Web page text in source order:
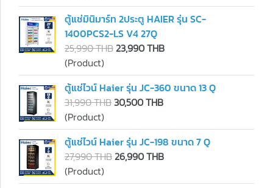
ตู้แช่มินิมาร์ท 2ประตู HAIER รุ่น SC-
1400PCS2-LS V4 27Q
25,990 THB23,990 THB
(Product)
ตู้แช่ไวน์ Haier รุ่น JC-360 ขนาด 13 Q
31,990 THB30,500 THB
(Product)
ตู้แช่ไวน์ Haier รุ่น JC-198 ขนาด 7 Q
27,990 THB26,990 THB
(Product)